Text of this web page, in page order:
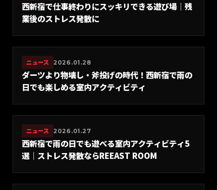
西新宿で仕事終わりにスッキリできる遊び場｜残
業後のストレス発散に
ニュース 2026.01.28
ダーツより物壊し・斧投げの時代！西新宿で雨の
日でも楽しめる室内アクティビティ
ニュース 2026.01.27
西新宿で雨の日でも遊べる室内アクティビティ5
選｜ストレス発散ならREEAST ROOM